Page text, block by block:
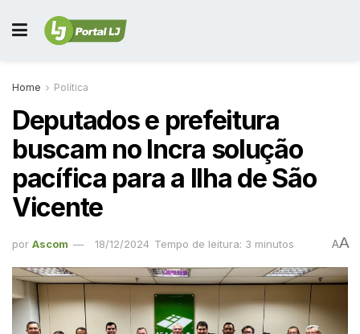
Home Política
Deputados e prefeitura
buscam no Incra solução
pacífica para a Ilha de São
Vicente
por Ascom 18/12/2024 Tempo de leitura: 3 minutos AA